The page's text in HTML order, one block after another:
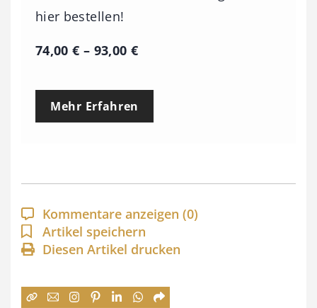
hier bestellen!
74,00€ – 93,00 €P
e
p
a
n
n
:
Mehr Erfahren
Kommentare anzeigen (0)
Artikel speichern
Diesen Artikel drucken